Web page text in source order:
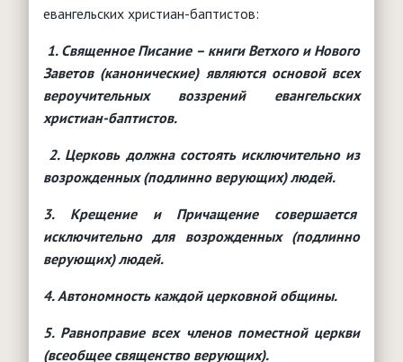
евангельских христиан-баптистов:
1. Священное Писание – книги Ветхого и Нового
Заветов (канонические) являются основой всех
вероучительных воззрений евангельских
христиан-баптистов.
2. Церковь должна состоять исключительно из
возрожденных (подлинно верующих) людей.
3.
Крещение и Причащение совершается
исключительно для возрожденных (подлинно
верующих) людей.
4. Автономность каждой церковной общины.
5. Равноправие всех членов поместной церкви
(всеобщее священство верующих).